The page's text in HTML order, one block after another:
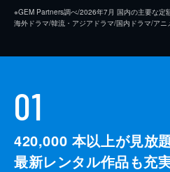
※GEM Partners調べ/2026年7⽉ 国内の主要な定
海外ドラマ/韓流・アジアドラマ/国内ドラマ/アニ
01
420,000 本以上が見放
最新レンタル作品も充実